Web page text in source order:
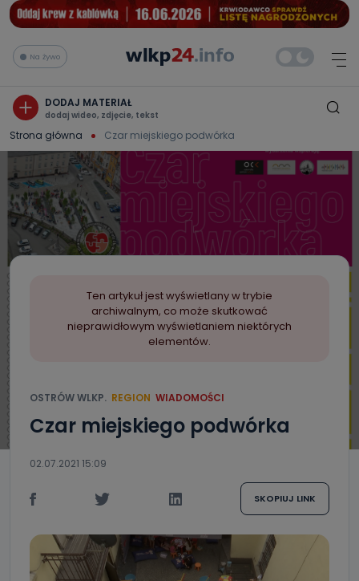
Na żywo
DODAJ MATERIAŁ
dodaj wideo, zdjęcie, tekst
Strona główna Czar miejskiego podwórka
Ten artykuł jest wyświetlany w trybie
archiwalnym, co może skutkować
nieprawidłowym wyświetlaniem niektórych
elementów.
OSTRÓW WLKP. REGION WIADOMOŚCI
Czar miejskiego podwórka
02.07.2021 15:09
SKOPIUJ LINK